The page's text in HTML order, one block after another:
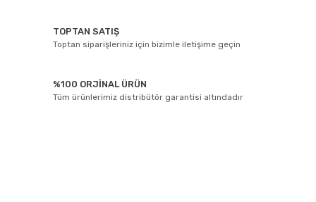
TOPTAN SATIŞ
Toptan siparişleriniz için bizimle iletişime geçin
%100 ORJİNAL ÜRÜN
Tüm ürünlerimiz distribütör garantisi altındadır